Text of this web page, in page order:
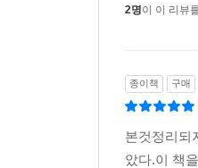
한 사람이 돈
관한 이야기를
부모의 말, 태
2명이 이 리뷰
종이책 구매
본것정리되
았다.이 책